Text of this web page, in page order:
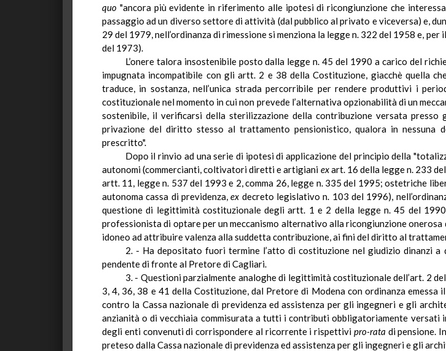
quo "ancora più evidente in riferimento alle ipotesi di ricongiunzione che
passaggio ad un diverso settore di attività (dal pubblico al privato e viceversa) e,
29 del 1979, nell’ordinanza di rimessione si menziona la legge n. 322 del 1958 e,
del 1973).
L’onere talora insostenibile posto dalla legge n. 45 del 1990 a carico del
impugnata incompatibile con gli artt. 2 e 38 della Costituzione, giacchèquella
traduce, in sostanza, nell’unica strada percorribile per rendere produttivi i
costituzionale nel momento in cui non prevede l’alternativaopzionabilitàdi un
sostenibile, il verificarsi della sterilizzazione della contribuzione versata
privazione del diritto stesso al trattamento pensionistico, qualora in
prescritto".
Dopo il rinvio aduna serie di ipotesi di applicazione del principio della
autonomi (commercianti, coltivatori diretti e artigiani exart. 16 della legge n. 233
artt. 11, legge n. 537 del 1993 e 2, comma 26, legge n. 335 del 1995; ostetriche
autonoma cassa di previdenza,ex decreto legislativo n. 103 del 1996),
questione di legittimità costituzionale degli artt. 1 e 2 della legge n. 45 del
professionista di optare per un meccanismo alternativo alla ricongiunzione
idoneo ad attribuire valenza alla suddetta contribuzione, ai fini del diritto al
2. - Ha depositato fuori termine l’atto di costituzione nel giudizio dinanzi a
pendente di fronte al Pretore di Cagliari.
3. - Questioni parzialmente analoghe di legittimità costituzionale dell’art. 2
3, 4, 36, 38 e 41 della Costituzione, dal Pretore di Modena con ordinanza
contro la Cassa nazionale di previdenza ed assistenza per gli ingegneri e gli
anzianità o di vecchiaia commisurata a tutti i contributi obbligatoriamente versati
degli enti convenuti di corrispondere al ricorrente i rispettivi pro-rata di pensione.
preteso dalla Cassa nazionale di previdenzaedassistenza per gli ingegneri e gli